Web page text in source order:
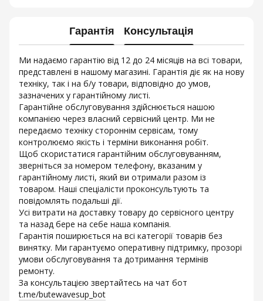
Гарантія Консультація
Ми надаємо гарантію від 12 до 24 місяців на всі товари,
представлені в нашому магазині. Гарантія діє як на нову
техніку, так і на б/у товари, відповідно до умов,
зазначених у гарантійному листі.
Гарантійне обслуговування здійснюється нашою
компанією через власний сервісний центр. Ми не
передаємо техніку стороннім сервісам, тому
контролюємо якість і терміни виконання робіт.
Щоб скористатися гарантійним обслуговуванням,
зверніться за номером телефону, вказаним у
гарантійному листі, який ви отримали разом із
товаром. Наші спеціалісти проконсультують та
повідомлять подальші дії.
Усі витрати на доставку товару до сервісного центру
та назад бере на себе наша компанія.
Гарантія поширюється на всі категорії товарів без
винятку. Ми гарантуємо оперативну підтримку, прозорі
умови обслуговування та дотримання термінів
ремонту.
За консультацією звертайтесь на чат бот
t.me/butewavesup_bot